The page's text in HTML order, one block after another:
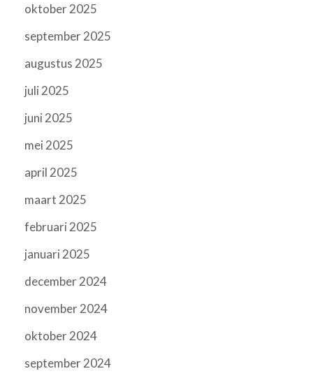
oktober 2025
september 2025
augustus 2025
juli 2025
juni 2025
mei 2025
april 2025
maart 2025
februari 2025
januari 2025
december 2024
november 2024
oktober 2024
september 2024